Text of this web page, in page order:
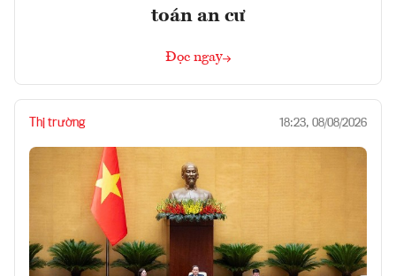
toán an cư
Đọc ngay
Thị trường 18:23, 08/08/2026